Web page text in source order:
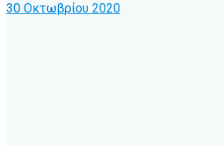
30 Οκτωβρίου 2020